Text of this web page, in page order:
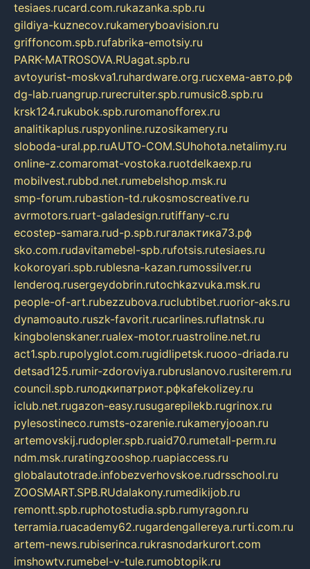
tesiaes.rucard.com.rukazanka.spb.ru
gildiya-kuznecov.rukameryboavision.ru
griffoncom.spb.rufabrika-emotsiy.ru
PARK-MATROSOVA.RUagat.spb.ru
avtoyurist-moskva1.ruhardware.org.ruсхема-авто.рф
dg-lab.ruangrup.rurecruiter.spb.rumusic8.spb.ru
krsk124.rukubok.spb.ruromanofforex.ru
analitikaplus.ruspyonline.ruzosikamery.ru
sloboda-ural.pp.ruAUTO-COM.SUhohota.netalimy.ru
online-z.comaromat-vostoka.ruotdelkaexp.ru
mobilvest.rubbd.net.rumebelshop.msk.ru
smp-forum.rubastion-td.rukosmoscreative.ru
avrmotors.ruart-galadesign.rutiffany-c.ru
ecostep-samara.rud-p.spb.ruгалактика73.рф
sko.com.rudavitamebel-spb.rufotsis.rutesiaes.ru
kokoroyari.spb.rublesna-kazan.rumossilver.ru
lenderoq.rusergeydobrin.rutochkazvuka.msk.ru
people-of-art.rubezzubova.ruclubtibet.ruorior-aks.ru
dynamoauto.ruszk-favorit.rucarlines.ruflatnsk.ru
kingbolenskaner.rualex-motor.ruastroline.net.ru
act1.spb.rupolyglot.com.rugidlipetsk.ruooo-driada.ru
detsad125.rumir-zdoroviya.rubruslanovo.rusiterem.ru
council.spb.ruлодкипатриот.рфkafekolizey.ru
iclub.net.rugazon-easy.rusugarepilekb.rugrinox.ru
pylesostineco.rumsts-ozarenie.rukameryjooan.ru
artemovskij.rudopler.spb.ruaid70.rumetall-perm.ru
ndm.msk.ruratingzooshop.ruapiaccess.ru
globalautotrade.infobezverhovskoe.rudrsschool.ru
ZOOSMART.SPB.RUdalakony.rumedikijob.ru
remontt.spb.ruphotostudia.spb.rumyragon.ru
terramia.ruacademy62.rugardengallereya.rurti.com.ru
artem-news.rubiserinca.rukrasnodarkurort.com
imshowtv.rumebel-v-tule.rumobtopik.ru